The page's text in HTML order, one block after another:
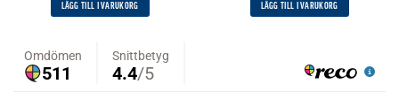
LÄGG TILL I VARUKORG LÄGG TILL I VARUKORG